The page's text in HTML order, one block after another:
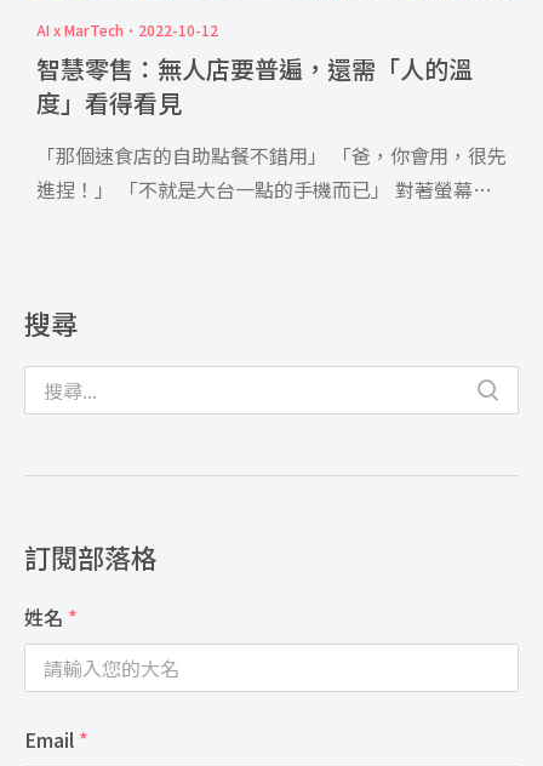
AI x MarTech 2022-10-12
智慧零售：無人店要普遍，還需「人的溫
度」看得看見
「那個速食店的自助點餐不錯用」 「爸，你會用，很先
進捏！」 「不就是大台一點的手機而已」 對著螢幕
搜尋
訂閱部落格
姓名 *
Email *